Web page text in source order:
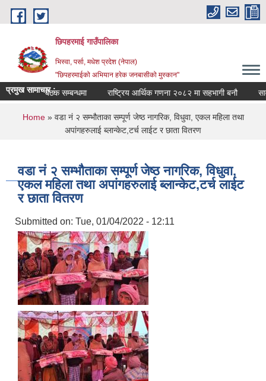
Skip to main content
छिपहरमाई गाउँपालिका
भिस्वा, पर्सा, मधेश प्रदेश (नेपाल)
"छिपहरमाईको अभियान हरेक जनबासीको मुस्कान"
प्रमुख सामाचार :
गाउँ सभा बैठक सम्बन्धमा राष्ट्रिय आर्थिक गणना २०८२ मा सहभागी बनौ
You are here
Home» वडा नं २ सम्भौताका सम्पूर्ण जेष्ठ नागरिक, विधुवा, एकल महिला तथा
अपांगहरुलाई ब्लान्केट,टर्च लाईट र छाता वितरण
वडा नं २ सम्भौताका सम्पूर्ण जेष्ठ नागरिक, विधुवा,
एकल महिला तथा अपांगहरुलाई ब्लान्केट,टर्च लाईट
र छाता वितरण
Submitted on: Tue, 01/04/2022 - 12:11